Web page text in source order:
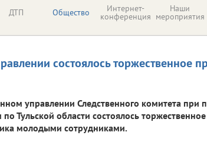
ДТП Общество Интернет-
конференция
Наши
мероприятия
состоялось торжественное
управлении Следственного комитета при
Тульской области состоялось
молодыми сотрудниками.